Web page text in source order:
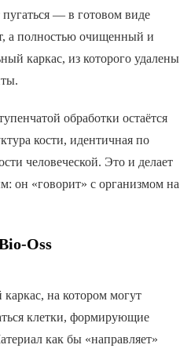
пугаться — в готовом виде
а полностью очищенный и
каркас, из которого удалены
обработки остаётся
кости, идентичная по
человеческой. Это и делает
он «говорит» с организмом на
Oss
на котором могут
клетки, формирующие
как бы «направляет»